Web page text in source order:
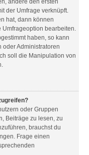
ändere den ersten
der Umfrage verknüpft.
hat, dann können
Umfrageoption bearbeiten.
haben, so kann
oder Administratoren
soll die Manipulation von
oder Gruppen
Beiträge zu lesen, zu
brauchst du
Frage einen